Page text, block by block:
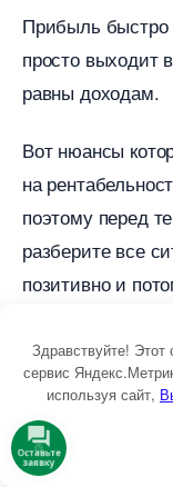
Прибыль быстро
просто выходит
равны доходам.
от нюансы
на
поэтому перед
разберите все
позитивно и
Изучите
потом начинайте
Здравствуйте!
сервис
используя сайт, ы
Оставьте
заявку